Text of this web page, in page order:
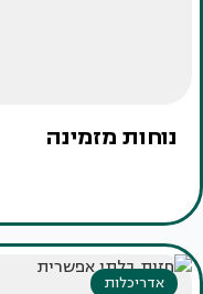
נוחות מזמינה
אדריכלות